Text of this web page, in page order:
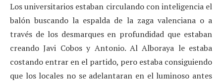
Los universitarios estaban circulando con inteligencia el
balón buscando la espalda de la zaga valenciana o a
través de los desmarques en profundidad que estaban
creando Javi Cobos y Antonio. Al Alboraya le estaba
costando entrar en el partido, pero estaba consiguiendo
que los locales no se adelantaran en el luminoso antes